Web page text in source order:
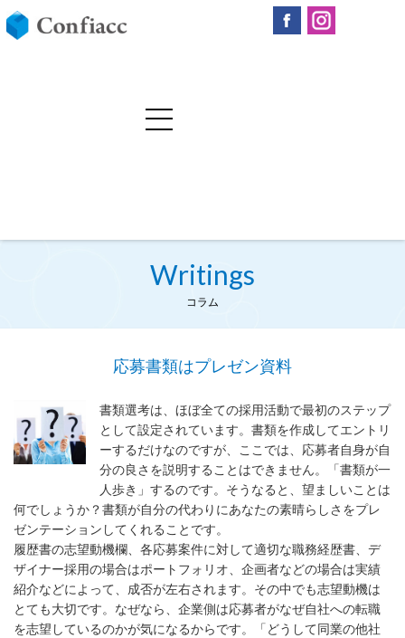
Writings
コラム
応募書類はプレゼン資料
書類選考は、ほぼ全ての採用活動で最初のステップ
として設定されています。書類を作成してエントリ
ーするだけなのですが、ここでは、応募者自身が自
分の良さを説明することはできません。「書類が一
人歩き」するのです。そうなると、望ましいことは
何でしょうか？書類が自分の代わりにあなたの素晴らしさをプレ
ゼンテーションしてくれることです。
履歴書の志望動機欄、各応募案件に対して適切な職務経歴書、デ
ザイナー採用の場合はポートフォリオ、企画者などの場合は実績
紹介などによって、成否が左右されます。その中でも志望動機は
とても大切です。なぜなら、企業側は応募者がなぜ自社への転職
を志望しているのかが気になるからです。「どうして同業の他社